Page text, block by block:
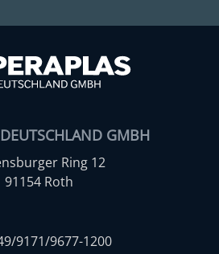
GMBH
Ring 12
91154 Roth
9171/9677-1200